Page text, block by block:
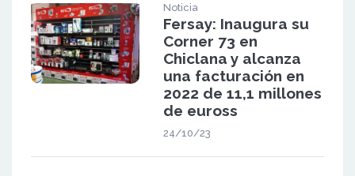
Noticia
Fersay: Inaugura su
Corner 73 en
Chiclana y alcanza
una facturación en
2022 de 11,1 millones
de euross
24/10/23